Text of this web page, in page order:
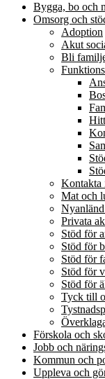
Bygga, bo och
Omsorg och
Adoption
Akut
Bli
Kontakta
Mat och
Privata
Stöd för
Stöd för
Stöd för
Stöd för
Stöd för
Tyck till
Förskola och
Jobb och
Kommun och
Uppleva och